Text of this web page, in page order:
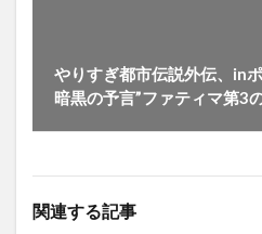
やりすぎ都市伝説外伝、in
暗黒の予言”ファティマ第3
関連する記事